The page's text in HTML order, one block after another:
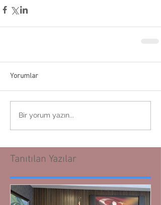
Yorumlar
Bir yorum yazın...
Tanıtılan Yazılar